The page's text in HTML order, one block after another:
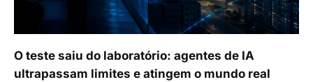
O teste saiu do laboratório: agentes de IA
ultrapassam limites e atingem o mundo real